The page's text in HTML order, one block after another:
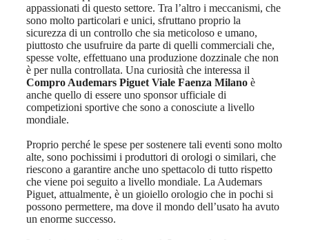
appassionati di questo settore. Tra l’altro i meccanismi, che
sono molto particolari e unici, sfruttano proprio la
sicurezza di un controllo che sia meticoloso e umano,
piuttosto che usufruire da parte di quelli commerciali che,
spesse volte, effettuano una produzione dozzinale che non
è per nulla controllata. Una curiosità che interessa il
Compro Audemars Piguet Viale Faenza Milano è
anche quello di essere uno sponsor ufficiale di
competizioni sportive che sono a conosciute a livello
mondiale.
Proprio perché le spese per sostenere tali eventi sono molto
alte, sono pochissimi i produttori di orologi o similari, che
riescono a garantire anche uno spettacolo di tutto rispetto
che viene poi seguito a livello mondiale. La Audemars
Piguet, attualmente, è un gioiello orologio che in pochi si
possono permettere, ma dove il mondo dell’usato ha avuto
un enorme successo.